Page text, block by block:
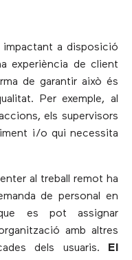
a disposició
experiència de client
de garantir això és
Per exemple, al
els supervisors
i/o qui necessita
al treball remot ha
de personal en
es pot assignar
amb altres
dels usuaris.
El